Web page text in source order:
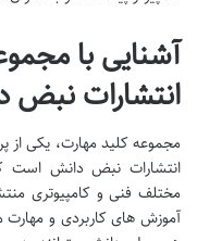
آشنایی با
انتشارات نبض
مجموعه کلید مهارت، یکی از
انتشارات نبض دانش است
مختلف فنی و کامپیوتری
آموزش های کاربردی و مهارت